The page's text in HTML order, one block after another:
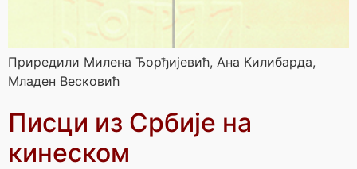
Приредили Милена Ђорђијевић, Ана Килибарда,
Младен Весковић
Писци из Србије на
кинеском